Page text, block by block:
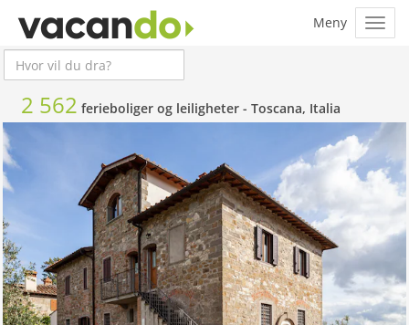
2 562 ferieboliger og leiligheter - Toscana, Italia